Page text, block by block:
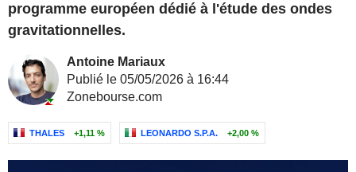
programme européen dédié à l'étude des ondes
gravitationnelles.
Antoine Mariaux
Publié le 05/05/2026 à 16:44
Zonebourse.com
THALES +1,11 % LEONARDO S.P.A. +2,00 %